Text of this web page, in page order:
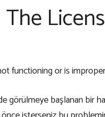
functioning or is
başlanan bir